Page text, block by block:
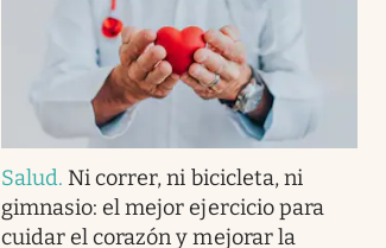
Salud. Ni correr, ni bicicleta, ni
gimnasio: el mejor ejercicio para
cuidar el corazón y mejorar la